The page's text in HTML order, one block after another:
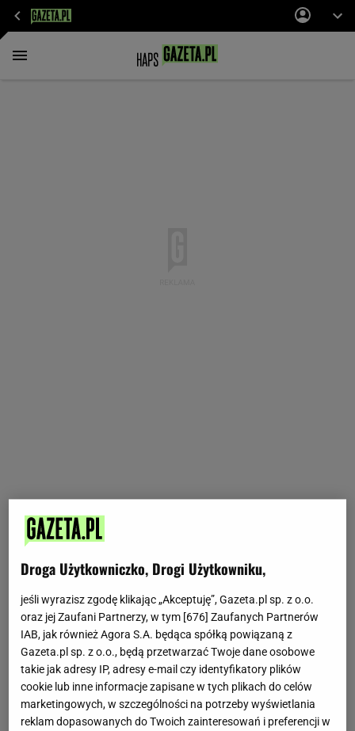
Droga Użytkowniczko, Drogi Użytkowniku,
jeśli wyrazisz zgodę klikając „Akceptuję”, Gazeta.pl sp. z o.o.
oraz jej Zaufani Partnerzy, w tym [676] Zaufanych Partnerów
IAB, jak również Agora S.A. będąca spółką powiązaną z
Gazeta.pl sp. z o.o., będą przetwarzać Twoje dane osobowe
takie jak adresy IP, adresy e-mail czy identyfikatory plików
cookie lub inne informacje zapisane w tych plikach do celów
marketingowych, w szczególności na potrzeby wyświetlania
reklam dopasowanych do Twoich zainteresowań i preferencji w